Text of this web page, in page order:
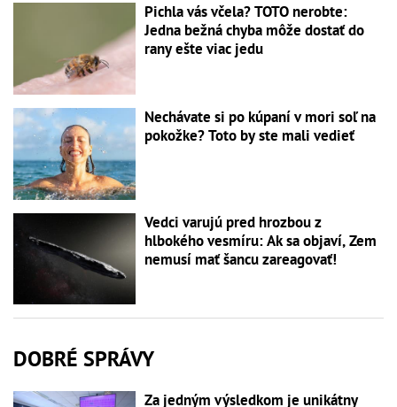
Pichla vás včela? TOTO nerobte:
Jedna bežná chyba môže dostať do
rany ešte viac jedu
Nechávate si po kúpaní v mori soľ na
pokožke? Toto by ste mali vedieť
Vedci varujú pred hrozbou z
hlbokého vesmíru: Ak sa objaví, Zem
nemusí mať šancu zareagovať!
DOBRÉ SPRÁVY
Za jedným výsledkom je unikátny